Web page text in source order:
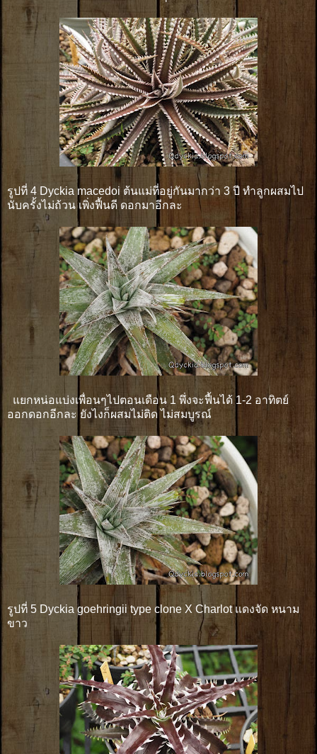
รูปที่ 4 Dyckia macedoi ต้นแม่ที่อยู่กันมากว่า 3 ปี ทำลูกผสมไป
นับครั้งไม่ถ้วน เพิ่งฟื้นดี ดอกมาอีกละ
แยกหน่อแบ่งเพื่อนๆไปตอนเดือน 1 พึ่งจะฟื้นได้ 1-2 อาทิตย์
ออกดอกอีกละ ยังไงก็ผสมไม่ติด ไม่สมบูรณ์
รูปที่ 5 Dyckia goehringii type clone X Charlot แดงจัด หนาม
ขาว